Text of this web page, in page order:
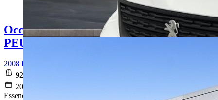
Occasion
PEUGEOT 2008
2008 PureTech 130 S&S EAT8 GT Line
92 100 km
2020-08-10
Essence sans plomb